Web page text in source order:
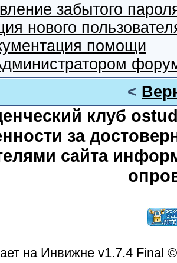
забытого
нового
помощи
<
клуб
за
сайта
на Инвижне v1.7.4 Final